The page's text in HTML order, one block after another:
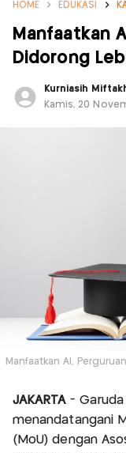
HOME EDUKASI
Manfaatkan
Didorong
Kurniasih
Kamis, 20
Manfaatkan AI,
JAKARTA- Garuda
menandatangani
(MoU) dengan